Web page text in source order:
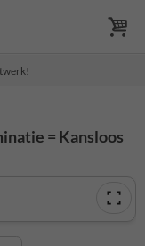
= Kansloos